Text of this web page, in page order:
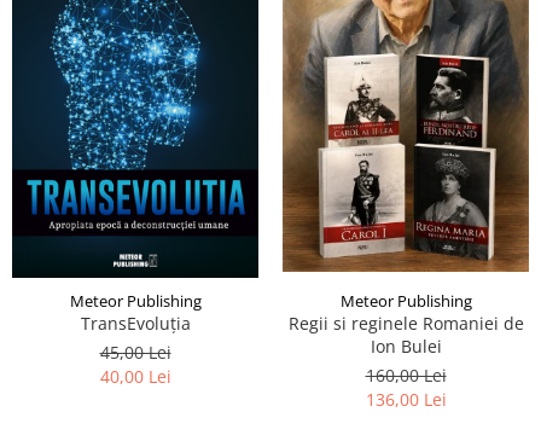
Psihologie
Religie
Spiritualitate
Știință și Tehnologie
Științe Politice
Științe Sociale si Umaniste
Meteor Publishing
TransEvoluția
45,00 Lei
40,00 Lei
Meteor Publishing
Regii si reginele Romaniei de
Ion Bulei
160,00 Lei
136,00 Lei